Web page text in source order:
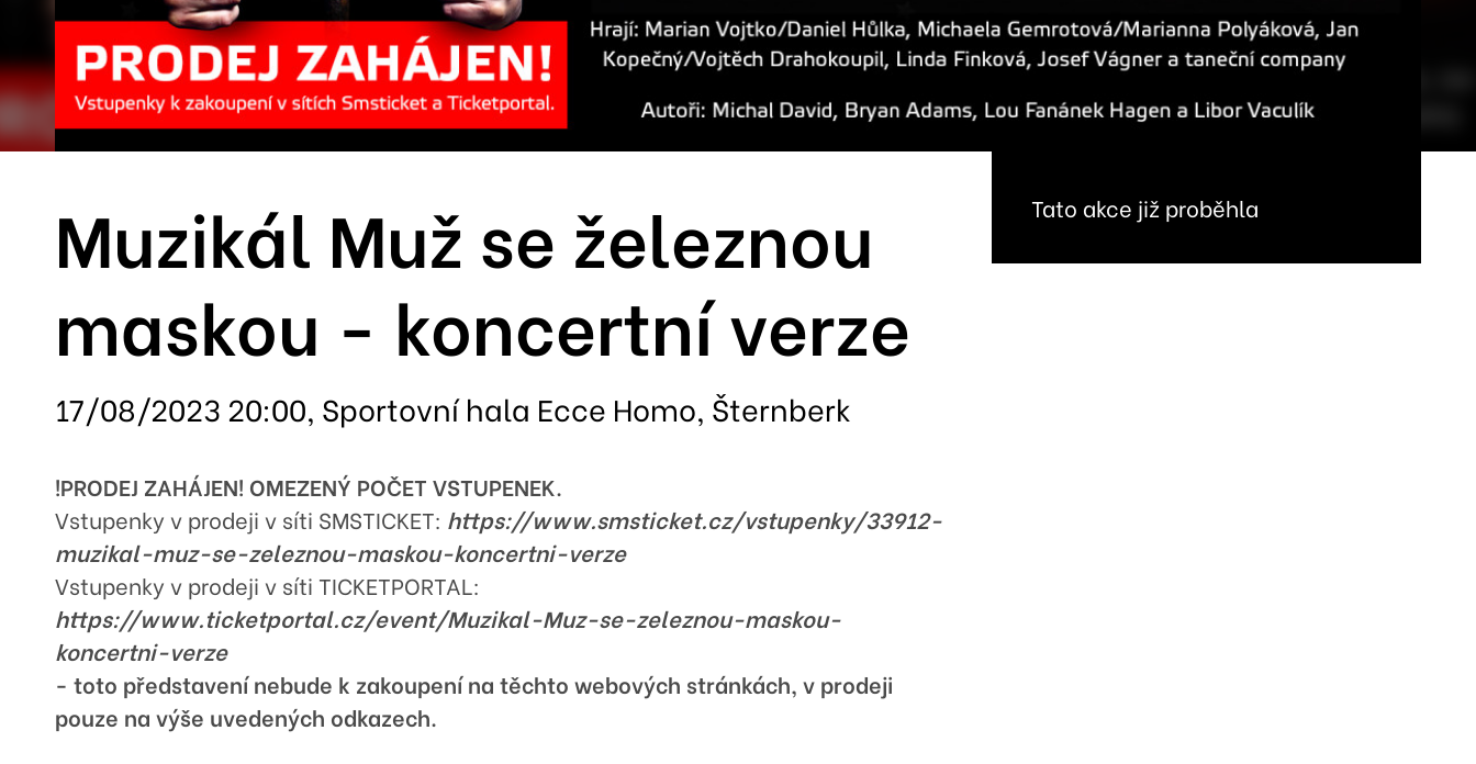
Muzikál Muž se železnou
maskou - koncertní verze
17/08/2023 20:00, Sportovní hala Ecce Homo, Šternberk
!PRODEJ ZAHÁJEN! OMEZENÝ POČET VSTUPENEK.
Vstupenky v prodeji v síti SMSTICKET: https://www.smsticket.cz/vstupenky/33912-
muzikal-muz-se-zeleznou-maskou-koncertni-verze
Vstupenky v prodeji v síti TICKETPORTAL:
https://www.ticketportal.cz/event/Muzikal-Muz-se-zeleznou-maskou-
koncertni-verze
- toto představení nebude k zakoupení na těchto webových stránkách, v prodeji
pouze na výše uvedených odkazech.
Tato akce již proběhla